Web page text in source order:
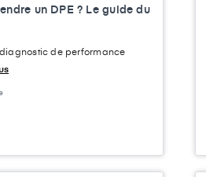
un DPE ? Le guide du
de performance